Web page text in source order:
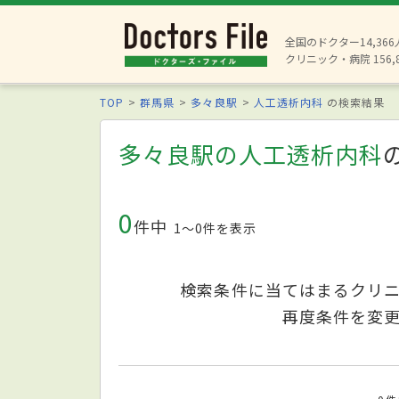
全国のドクター14,366
クリニック・病院
TOP 群馬県 多々良駅 人工透析内科 の検索結果
多々良駅の人工透析内科
0件中 1〜0件を表示
検索条件に当てはまるクリ
再度条件を変